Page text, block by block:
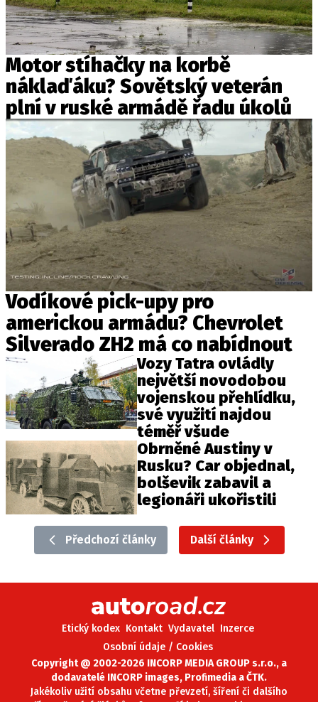
Motor stíhačky na korbě
náklaďáku? Sovětský veterán
plní v ruské armádě řadu úkolů
Vodíkové pick-upy pro
americkou armádu? Chevrolet
Silverado ZH2 má co nabídnout
Vozy Tatra ovládly
největší novodobou
vojenskou přehlídku,
své využití najdou
téměř všude
Obrněné Austiny v
Rusku? Car objednal,
bolševik zabavil a
legionáři ukořistili
Předchozí články Další články
Etický kodex Kontakt Vydavatel Inzerce
Osobní údaje / Cookies
Copyright @ 2002-2026 INCORP MEDIA GROUP s.r.o., a
dodavatelé INCORP images, Profimedia a ČTK.
Jakékoliv užití obsahu včetne převzetí, šíření či dalšího